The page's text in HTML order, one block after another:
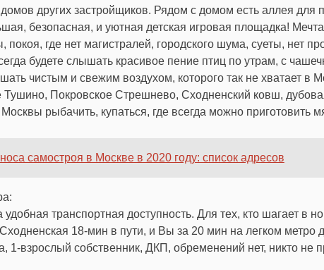
других застройщиков. Рядом с домом есть аллея для
безопасная, и уютная детская игровая площадка!
где нет магистралей, городского шума, суеты, нет
будете слышать красивое пение птиц по утрам, с
чистым и свежим воздухом, которого так не хватает в
Тушино, Покровское Стрешнево, Сходненский ковш,
рыбачить, купаться, где всегда можно приготовить
самостроя в Москве в 2020 году: список адресов
транспортная доступность. Для тех, кто шагает в
18-мин в пути, и Вы за 20 мин на легком метро
1-взрослый собственник, ДКП, обременений нет, никто